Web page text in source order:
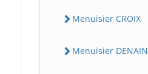
Menuisier CROIX
Menuisier DENAIN